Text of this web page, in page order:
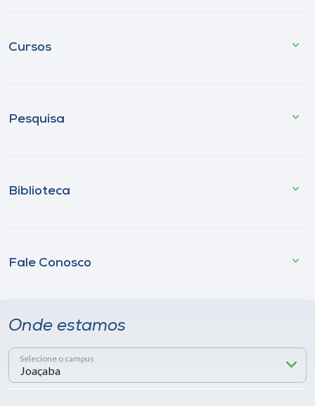
Cursos
Pesquisa
Biblioteca
Fale Conosco
Onde estamos
Selecione o campus